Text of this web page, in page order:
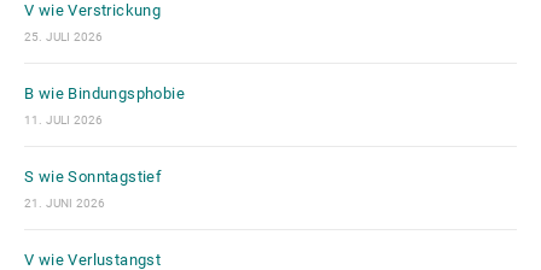
V wie Verstrickung
25. JULI 2026
B wie Bindungsphobie
11. JULI 2026
S wie Sonntagstief
21. JUNI 2026
V wie Verlustangst